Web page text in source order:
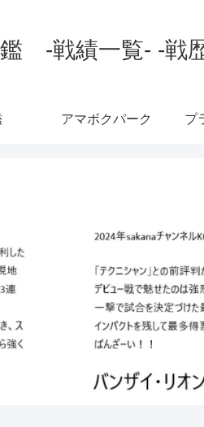
-戦績一覧- -戦
アマボクパーク プ